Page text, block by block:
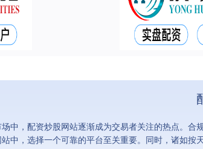
中，配资炒股网站逐渐成为交易者关注的热点。
中，选择一个可靠的平台至关重要。同时，诸如按